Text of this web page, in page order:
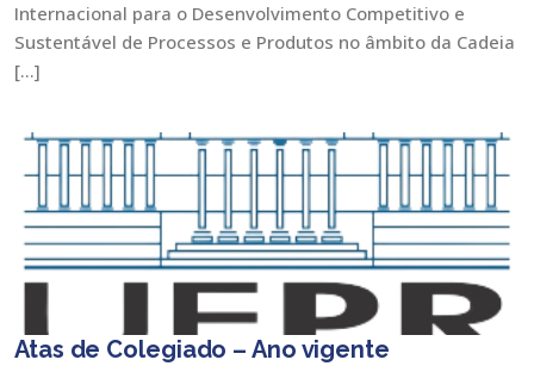
Internacional para o Desenvolvimento Competitivo e
Sustentável de Processos e Produtos no âmbito da Cadeia
[…]
Atas de Colegiado – Ano vigente